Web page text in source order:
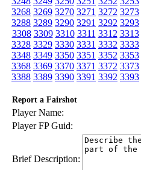
3268 3269 3270 3271 3272 3273
3288 3289 3290 3291 3292 3293
3308 3309 3310 3311 3312 3313
3328 3329 3330 3331 3332 3333
3348 3349 3350 3351 3352 3353
3368 3369 3370 3371 3372 3373
3388 3389 3390 3391 3392 3393
Report a Fairshot
Player Name:
Player FP Guid:
Brief Description: